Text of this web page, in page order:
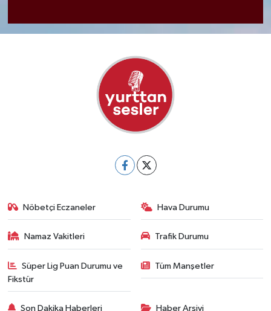
Nöbetçi Eczaneler Hava Durumu
Namaz Vakitleri Trafik Durumu
Süper Lig Puan Durumu ve
Fikstür
Tüm Manşetler
Son Dakika Haberleri Haber Arşivi